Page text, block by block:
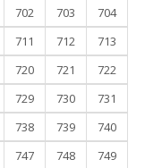
702 703
704
711 712
713
720 721
722
729 730
731
738 739
740
747 748
749